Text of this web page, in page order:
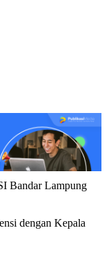
Bandar Lampung